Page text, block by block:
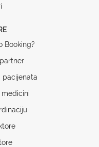
Booking?
pacijenata